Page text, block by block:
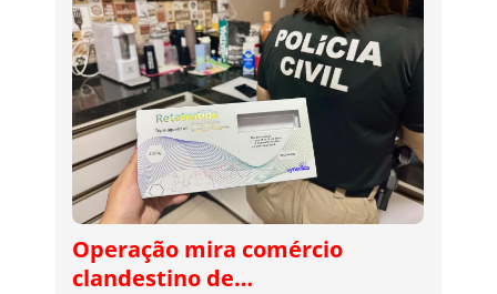
Operação mira comércio
clandestino de…